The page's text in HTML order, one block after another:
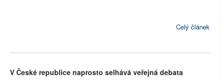
Celý článek
V České republice naprosto selhává veřejná debata